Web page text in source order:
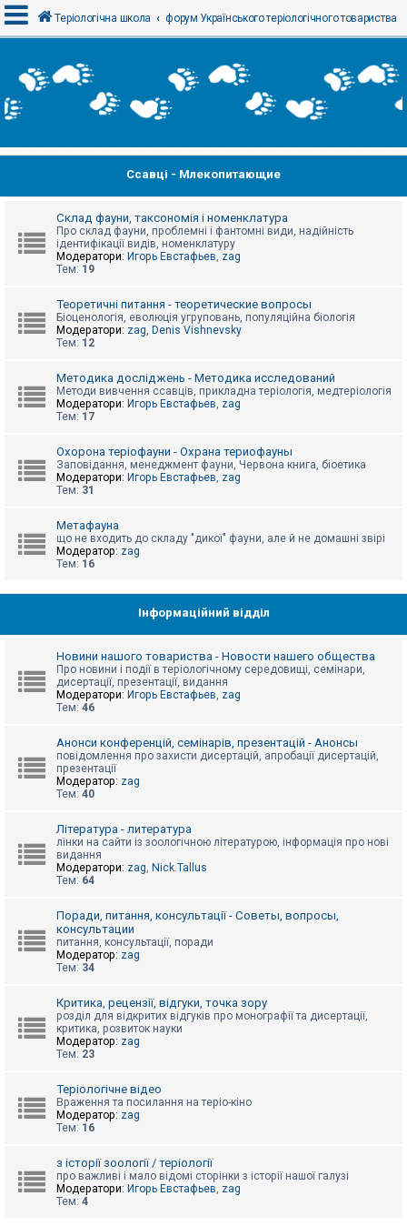
х
і
т
р
а
б
е
д
п
о
е
й
А
и
т
П
м
о
г
Теріологічна школа форум Українського теріологічного товариства
Ссавці - Млекопитающие
Склад фауни, таксономія і номенклатура
Про склад фауни, проблемні і фантомні види, надійність
ідентифікації видів, номенклатуру
Модератори: Игорь Евстафьев, zag
Тем: 19
Теоретичні питання - теоретические вопросы
Біоценологія, еволюція угруповань, популяційна біологія
Модератори: zag, Denis Vishnevsky
Тем: 12
Методика досліджень - Методика исследований
Методи вивчення ссавців, прикладна теріологія, медтеріологія
Модератори: Игорь Евстафьев, zag
Тем: 17
Охорона теріофауни - Охрана териофауны
Заповідання, менеджмент фауни, Червона книга, біоетика
Модератори: Игорь Евстафьев, zag
Тем: 31
Метафауна
що не входить до складу "дикої" фауни, але й не домашні звірі
Модератор: zag
Тем: 16
Інформаційний відділ
Новини нашого товариства - Новости нашего общества
Про новини і події в теріологічному середовищі, семінари,
дисертації, презентації, видання
Модератори: Игорь Евстафьев, zag
Тем: 46
Анонси конференцій, семінарів, презентацій - Анонсы
повідомлення про захисти дисертацій, апробації дисертацій,
презентації
Модератор: zag
Тем: 40
Література - литература
лінки на сайти із зоологічною літературою, інформація про нові
видання
Модератори: zag, Nick.Tallus
Тем: 64
Поради, питання, консультації - Советы, вопросы,
консультации
питання, консультації, поради
Модератор: zag
Тем: 34
Критика, рецензії, відгуки, точка зору
розділ для відкритих відгуків про монографії та дисертації,
критика, розвиток науки
Модератор: zag
Тем: 23
Теріологічне відео
Враження та посилання на теріо-кіно
Модератор: zag
Тем: 16
з історії зоології / теріології
про важливі і мало відомі сторінки з історії нашої галузі
Модератори: Игорь Евстафьев, zag
Тем: 4